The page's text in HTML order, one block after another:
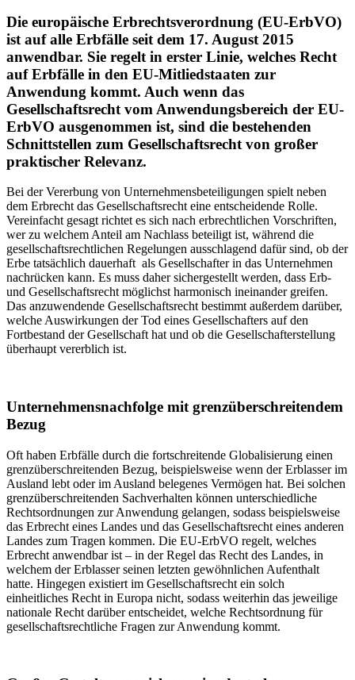
Die europäische Erbrechtsverordnung (EU-ErbVO)
ist auf alle Erbfälle seit dem 17. August 2015
anwendbar. Sie regelt in erster Linie, welches Recht
auf Erbfälle in den EU-Mitliedstaaten zur
Anwendung kommt. Auch wenn das
Gesellschaftsrecht vom Anwendungsbereich der EU-
ErbVO ausgenommen ist, sind die bestehenden
Schnittstellen zum Gesellschaftsrecht von großer
praktischer Relevanz.
Bei der Vererbung von Unternehmensbeteiligungen spielt neben
dem Erbrecht das Gesellschaftsrecht eine entscheidende Rolle.
Vereinfacht gesagt richtet es sich nach erbrechtlichen Vorschriften,
wer zu welchem Anteil am Nachlass beteiligt ist, während die
gesellschaftsrechtlichen Regelungen ausschlagend dafür sind, ob der
Erbe tatsächlich dauerhaft als Gesellschafter in das Unternehmen
nachrücken kann. Es muss daher sichergestellt werden, dass Erb-
und Gesellschaftsrecht möglichst harmonisch ineinander greifen.
Das anzuwendende Gesellschaftsrecht bestimmt außerdem darüber,
welche Auswirkungen der Tod eines Gesellschafters auf den
Fortbestand der Gesellschaft hat und ob die Gesellschafterstellung
überhaupt vererblich ist.
Unternehmensnachfolge mit grenzüberschreitendem
Bezug
Oft haben Erbfälle durch die fortschreitende Globalisierung einen
grenzüberschreitenden Bezug, beispielsweise wenn der Erblasser im
Ausland lebt oder im Ausland belegenes Vermögen hat. Bei solchen
grenzüberschreitenden Sachverhalten können unterschiedliche
Rechtsordnungen zur Anwendung gelangen, sodass beispielsweise
das Erbrecht eines Landes und das Gesellschaftsrecht eines anderen
Landes zum Tragen kommen. Die EU-ErbVO regelt, welches
Erbrecht anwendbar ist – in der Regel das Recht des Landes, in
welchem der Erblasser seinen letzten gewöhnlichen Aufenthalt
hatte. Hingegen existiert im Gesellschaftsrecht ein solch
einheitliches Recht in Europa nicht, sodass weiterhin das jeweilige
nationale Recht darüber entscheidet, welche Rechtsordnung für
gesellschaftsrechtliche Fragen zur Anwendung kommt.